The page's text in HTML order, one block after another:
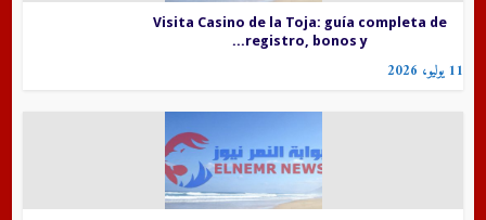
Visita Casino de la Toja: guía completa de
registro, bonos y...
11 يوليو، 2026